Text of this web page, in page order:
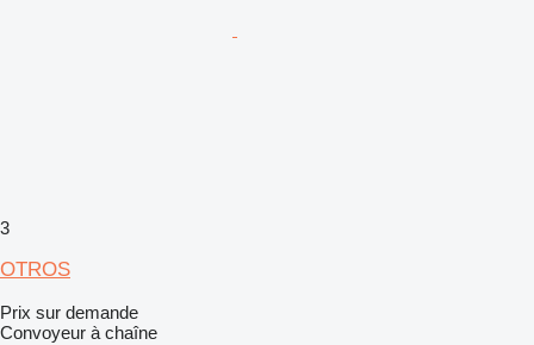
3
OTROS
Prix sur demande
Convoyeur à chaîne